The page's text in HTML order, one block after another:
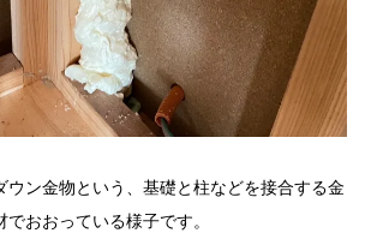
ウン金物という、基礎と柱などを接合する金
おおっている様子です。